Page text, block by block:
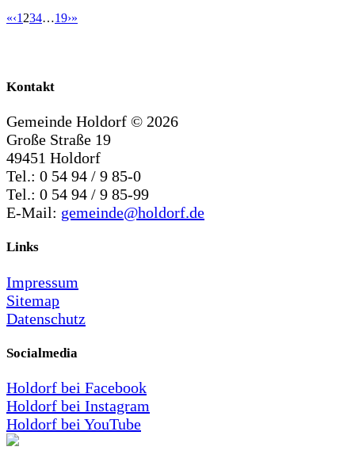
«‹1 234…19›»
Kontakt
Gemeinde Holdorf © 2026
Große Straße 19
49451 Holdorf
Tel.: 0 54 94 / 9 85-0
Tel.: 0 54 94 / 9 85-99
E-Mail: gemeinde@holdorf.de
Links
Impressum
Sitemap
Datenschutz
Socialmedia
Holdorf bei Facebook
Holdorf bei Instagram
Holdorf bei YouTube